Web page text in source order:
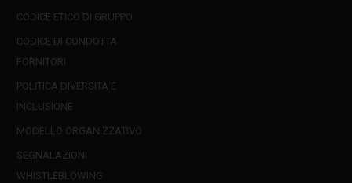
CODICE ETICO DI GRUPPO
CODICE DI CONDOTTA
FORNITORI
POLITICA DIVERSITÀ E
INCLUSIONE
MODELLO ORGANIZZATIVO
SEGNALAZIONI
WHISTLEBLOWING